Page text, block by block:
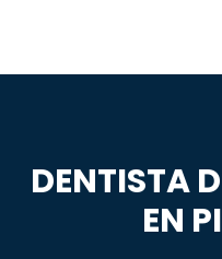
DENTISTA
EN